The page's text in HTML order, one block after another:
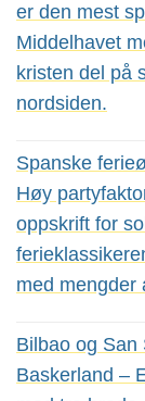
er den mest
Middelhavet
kristen del på
nordsiden.
Spanske
Høy
oppskrift for
med mengder
Bilbao og San
Baskerland –